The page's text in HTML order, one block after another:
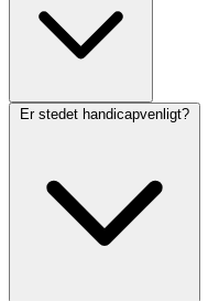
Er stedet handicapvenligt?